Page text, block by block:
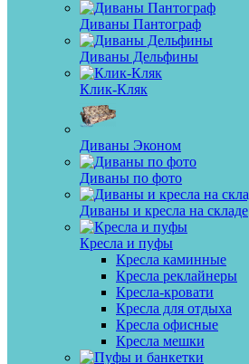
Диваны Пантограф
Диваны Дельфины
Клик-Кляк
Диваны Эконом
Диваны по фото
Диваны и кресла на складе
Кресла и пуфы
Кресла каминные
Кресла реклайнеры
Кресла-кровати
Кресла для отдыха
Кресла офисные
Кресла мешки